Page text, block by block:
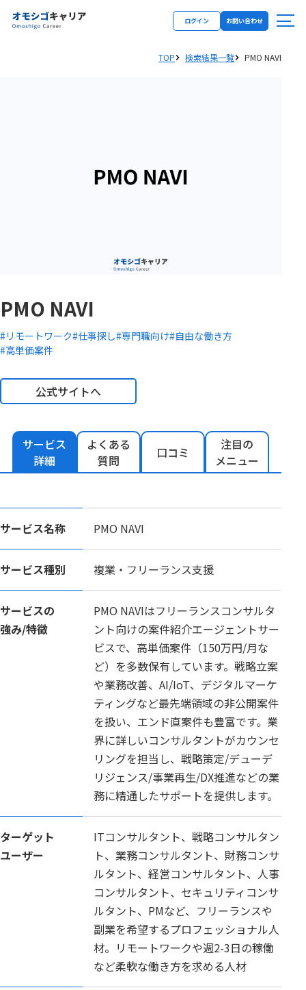
ログイン お問い合わせ
TOP 検索結果一覧 PMO NAVI
PMO NAVI
#リモートワーク#仕事探し#専門職向け#自由な働き方
#高単価案件
公式サイトへ
サービス
詳細
よくある
質問
口コミ
注目の
メニュー
サービス名称 PMO NAVI
サービス種別 複業・フリーランス支援
サービスの
強み/特徴
PMO NAVIはフリーランスコンサルタ
ント向けの案件紹介エージェントサー
ビスで、高単価案件（150万円/月な
ど）を多数保有しています。戦略立案
や業務改善、AI/IoT、デジタルマーケ
ティングなど最先端領域の非公開案件
を扱い、エンド直案件も豊富です。業
界に詳しいコンサルタントがカウンセ
リングを担当し、戦略策定/デューデ
リジェンス/事業再生/DX推進などの業
務に精通したサポートを提供します。
ターゲット
ユーザー
ITコンサルタント、戦略コンサルタン
ト、業務コンサルタント、財務コンサ
ルタント、経営コンサルタント、人事
コンサルタント、セキュリティコンサ
ルタント、PMなど、フリーランスや
副業を希望するプロフェッショナル人
材。リモートワークや週2-3日の稼働
など柔軟な働き方を求める人材